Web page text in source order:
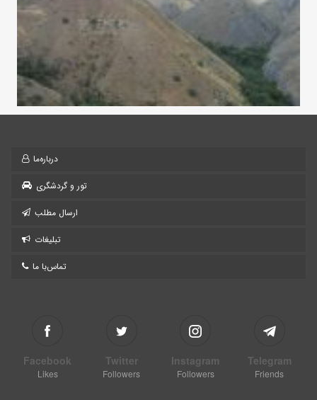
درباره‌ما
تور و گردشگری
ارسال مطلب
تبلیغات
تماس‌با ما
Facebook
Likes
Twitter
Followers
Instagram
Followers
Telegram
Friends